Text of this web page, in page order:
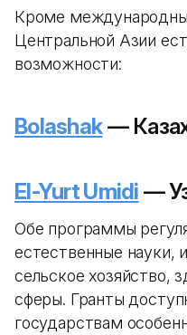
Кроме
Центральной Азии
возможности:
Bolashak—
El-Yurt Umidi —
Обе программы
естественные науки,
сельское хозяйство,
сферы. Гранты
государствам